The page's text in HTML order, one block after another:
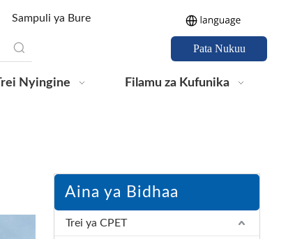
Sampuli ya Bure
Pata Nukuu
Nyingine Filamu za Kufunika
Aina ya Bidhaa
Trei ya CPET